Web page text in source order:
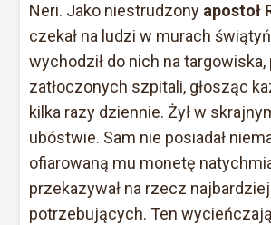
Neri. Jako niestrudzony apostoł
czekał na ludzi w murach
wychodził do nich na targowiska,
zatłoczonych szpitali, głosząc
kilka razy dziennie. Żył w
ubóstwie. Sam nie posiadał
ofiarowaną mu monetę
przekazywał na rzecz najbardziej
potrzebujących. Ten